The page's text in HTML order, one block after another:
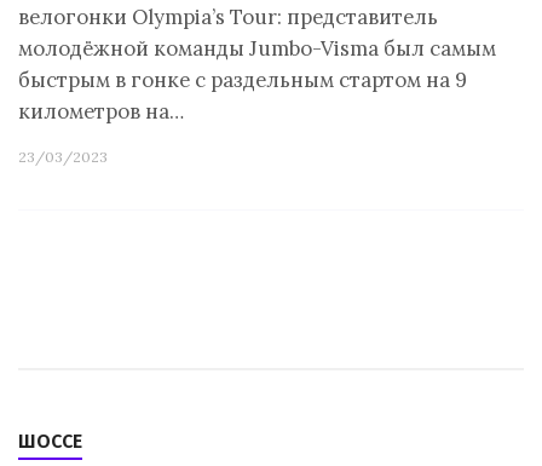
велогонки Olympia’s Tour: представитель
молодёжной команды Jumbo-Visma был самым
быстрым в гонке с раздельным стартом на 9
километров на…
23/03/2023
ШОССЕ